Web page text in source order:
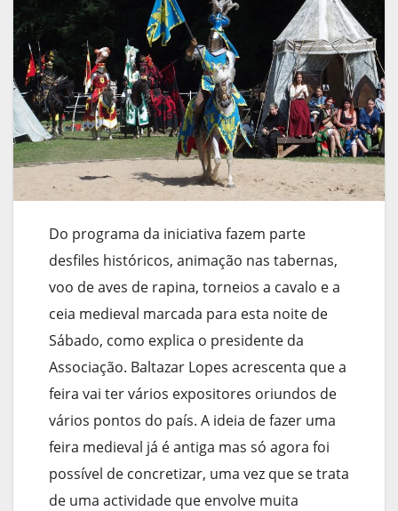
Do programa da iniciativa fazem parte
desfiles históricos, animação nas tabernas,
voo de aves de rapina, torneios a cavalo e a
ceia medieval marcada para esta noite de
Sábado, como explica o presidente da
Associação. Baltazar Lopes acrescenta que a
feira vai ter vários expositores oriundos de
vários pontos do país. A ideia de fazer uma
feira medieval já é antiga mas só agora foi
possível de concretizar, uma vez que se trata
de uma actividade que envolve muita